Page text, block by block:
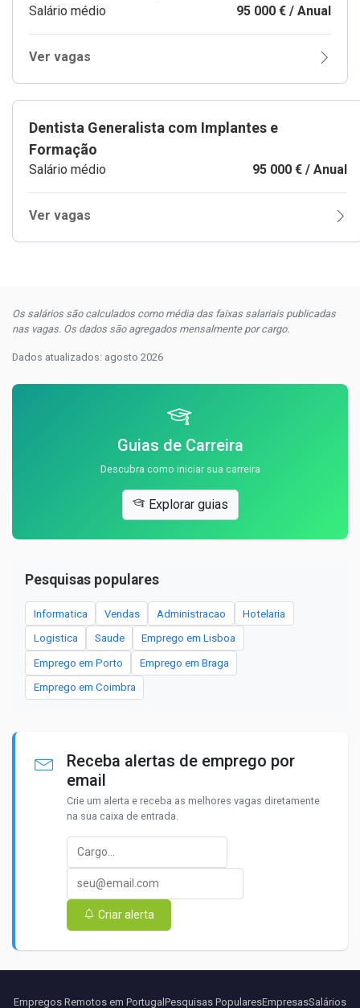
Salário médio 95 000 € / Anual
Ver vagas
Dentista Generalista com Implantes e
Formação
Salário médio 95 000 € / Anual
Ver vagas
Os salários são calculados como média das faixas salariais publicadas
nas vagas. Os dados são agregados mensalmente por cargo.
Dados atualizados: agosto 2026
Guias de Carreira
Descubra como iniciar sua carreira
Explorar guias
Pesquisas populares
Informatica Vendas Administracao Hotelaria
Logistica Saude Emprego em Lisboa
Emprego em Porto Emprego em Braga
Emprego em Coimbra
Receba alertas de emprego por
email
Crie um alerta e receba as melhores vagas diretamente
na sua caixa de entrada.
Criar alerta
Empregos Remotos em Portugal Pesquisas PopularesEmpresasSalários